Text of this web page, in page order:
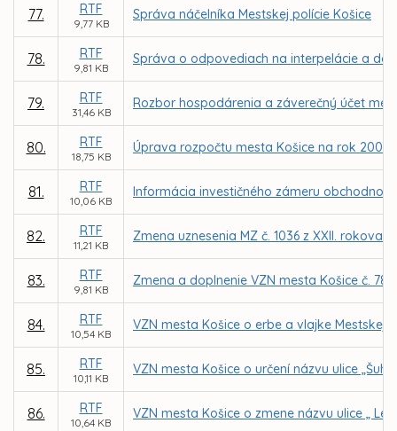
77. RTF
9,77 KB
Správa náčelníka Mestskej polície Košice
78. RTF
9,81 KB
Správa o odpovediach na interpelácie a
79. RTF
31,46 KB
Rozbor hospodárenia a záverečný účet
80. RTF
18,75 KB
Úprava rozpočtu mesta Košice na rok 2007
81. RTF
10,06 KB
Informácia investičného zámeru obchodno-
82. RTF
11,21 KB
Zmena uznesenia MZ č. 1036 z XXII.
83. RTF
9,81 KB
Zmena a doplnenie VZN mesta Košice č.
84. RTF
10,54 KB
VZN mesta Košice o erbe a vlajke Mestskej
85. RTF
10,11 KB
VZN mesta Košice o určení názvu ulice
86. RTF
10,64 KB
VZN mesta Košice o zmene názvu ulice „